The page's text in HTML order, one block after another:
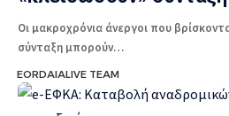
Οι μακροχρόνια άνεργοι που
σύνταξη μπορούν…
EORDAIALIVE TEAM